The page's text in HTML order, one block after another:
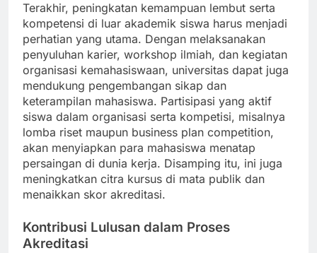
Terakhir, peningkatan kemampuan lembut serta
kompetensi di luar akademik siswa harus menjadi
perhatian yang utama. Dengan melaksanakan
penyuluhan karier, workshop ilmiah, dan kegiatan
organisasi kemahasiswaan, universitas dapat juga
mendukung pengembangan sikap dan
keterampilan mahasiswa. Partisipasi yang aktif
siswa dalam organisasi serta kompetisi, misalnya
lomba riset maupun business plan competition,
akan menyiapkan para mahasiswa menatap
persaingan di dunia kerja. Disamping itu, ini juga
meningkatkan citra kursus di mata publik dan
menaikkan skor akreditasi.
Kontribusi Lulusan dalam Proses
Akreditasi